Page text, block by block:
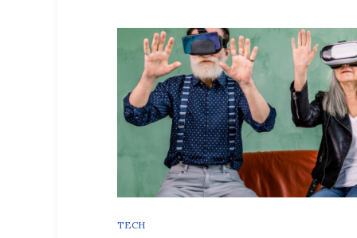
TECH